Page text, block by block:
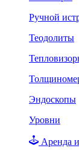
Ручной
Теодолиты
Эндоскопы
Уровни
Аренда